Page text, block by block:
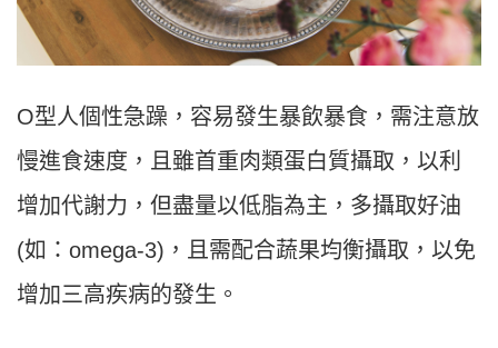
O型人個性急躁，容易發生暴飲暴食，需注意放
慢進食速度，且雖首重肉類蛋白質攝取，以利
增加代謝力，但盡量以低脂為主，多攝取好油
(如：omega-3)，且需配合蔬果均衡攝取，以免
增加三高疾病的發生。